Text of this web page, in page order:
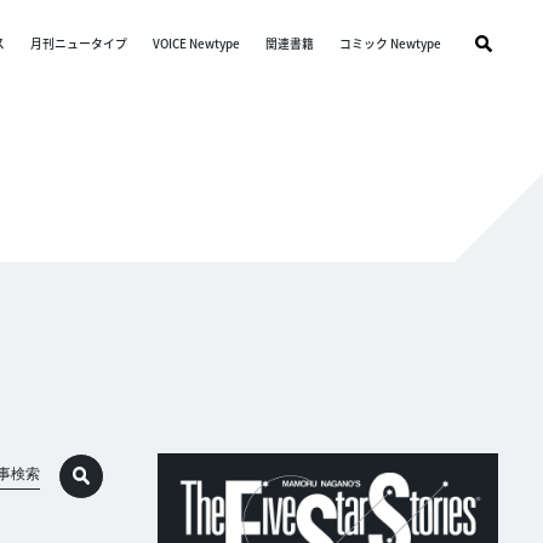
月刊ニュータイプ VOICE Newtype 関連書籍 コミック Newtype
検索